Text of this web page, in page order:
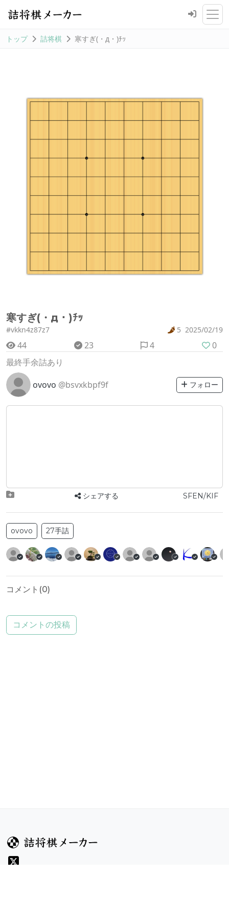
トップ 詰将棋 寒すぎ(・д・)ﾁｯ
寒すぎ(・д・)ﾁｯ
#vkkn4z87z7 5 2025/02/19
44 23 4
0
最終手余詰あり
ovovo @bsvxkbpf9f フォロー
シェアする SFEN/KIF
ovovo 27手詰
コメント(0)
コメントの投稿